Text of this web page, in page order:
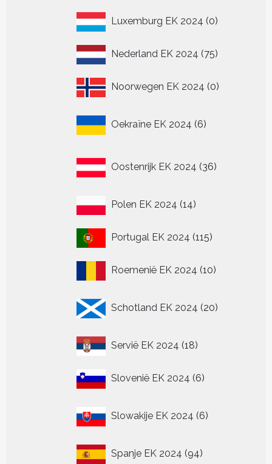
Luxemburg EK 2024 00
Nederland EK 2024 7575
Noorwegen EK 2024 00
Oekraïne EK 2024 6
producten
Oostenrijk EK 2024 36
producten
Polen EK 2024 1414
Portugal EK 2024 115115
Roemenië EK 2024 1010
Schotland EK 2024 20
producten
Servië EK 2024 1818
Slovenië EK 2024 66
Slowakije EK 2024 6
producten
Spanje EK 2024 9494